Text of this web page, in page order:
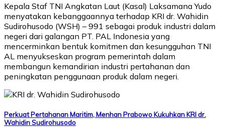
Kepala Staf TNI Angkatan Laut (Kasal) Laksamana Yudo
menyatakan kebanggaannya terhadap KRI dr. Wahidin
Sudirohusodo (WSH) – 991 sebagai produk industri dalam
negeri dari galangan PT. PAL Indonesia yang
mencerminkan bentuk komitmen dan kesungguhan TNI
AL menyukseskan program pemerintah dalam
membangun kemandirian industri pertahanan dan
peningkatan penggunaan produk dalam negeri.
Perkuat Pertahanan Maritim, Menhan Prabowo Kukuhkan KRI dr.
Wahidin Sudirohusodo